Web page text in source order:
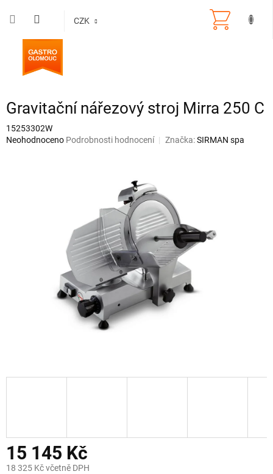
CZK
Gravitační nářezový stroj Mirra 250 C
15253302W
Průměrné
Neohodnoceno Podrobnosti hodnocení Značka:SIRMAN spa
15 145 Kč
18 325 Kč včetně DPH